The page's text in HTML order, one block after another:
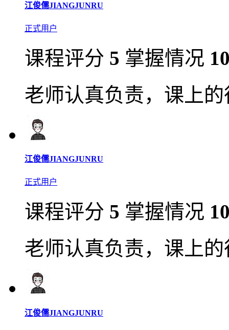
江俊儒JIANGJUNRU
正式用户
课程评分 5 掌握情况
老师认真负责，课上的
江俊儒JIANGJUNRU
正式用户
课程评分 5 掌握情况
老师认真负责，课上的
江俊儒JIANGJUNRU